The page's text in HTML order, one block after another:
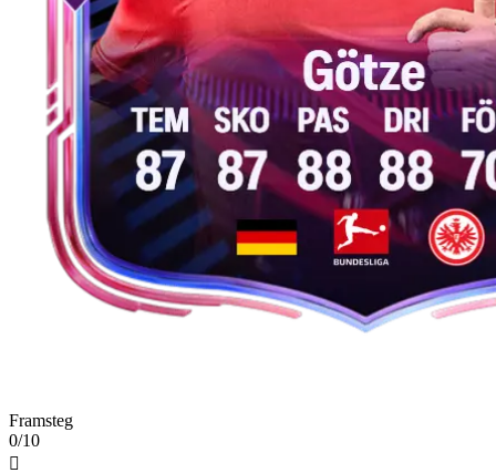
Framsteg
0/10
